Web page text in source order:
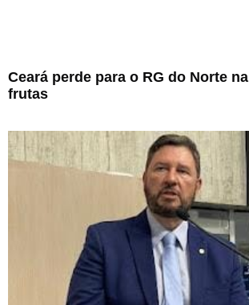
Ceará perde para o RG do Norte
frutas